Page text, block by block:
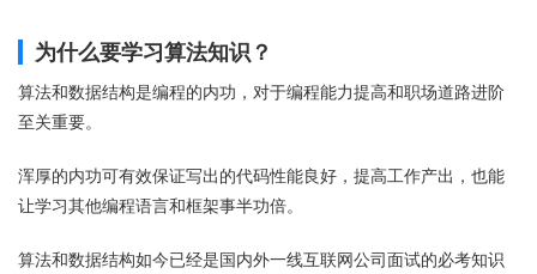
为什么要学习算法知识？
算法和数据结构是编程的内功，对于编程能力提高和职场道路进阶
至关重要。
浑厚的内功可有效保证写出的代码性能良好，提高工作产出，也能
让学习其他编程语言和框架事半功倍。
算法和数据结构如今已经是国内外一线互联网公司面试的必考知识